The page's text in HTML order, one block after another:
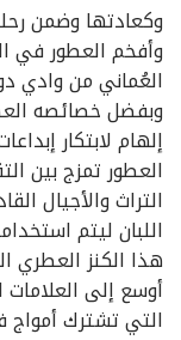
وكعادتها وضمن
وأفخم العطور في
العُماني من وادي
وبفضل خصائصه
إلهام لابتكار
العطور تمزج بين
التراث والأجيال
اللبان ليتم
هذا الكنز العطري
أوسع إلى العلامات
التي تشترك أمواج